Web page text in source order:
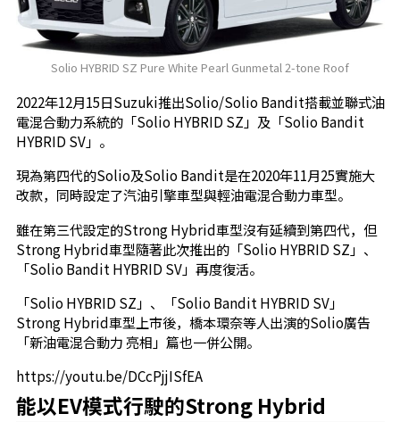
Solio HYBRID SZ Pure White Pearl Gunmetal 2-tone Roof
2022年12月15日Suzuki推出Solio/Solio Bandit搭載並聯式油
電混合動力系統的「Solio HYBRID SZ」及「Solio Bandit
HYBRID SV」。
現為第四代的Solio及Solio Bandit是在2020年11月25實施大
改款，同時設定了汽油引擎車型與輕油電混合動力車型。
雖在第三代設定的Strong Hybrid車型沒有延續到第四代，但
Strong Hybrid車型隨著此次推出的「Solio HYBRID SZ」、
「Solio Bandit HYBRID SV」再度復活。
「Solio HYBRID SZ」、「Solio Bandit HYBRID SV」
Strong Hybrid車型上市後，橋本環奈等人出演的Solio廣告
「新油電混合動力 亮相」篇也一併公開。
https://youtu.be/DCcPjjISfEA
能以EV模式行駛的Strong Hybrid